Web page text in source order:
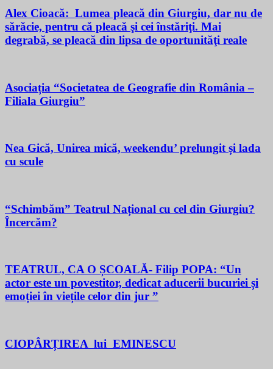
Alex Cioacă: Lumea pleacă din Giurgiu, dar nu de
sărăcie, pentru că pleacă şi cei înstăriţi. Mai
degrabă, se pleacă din lipsa de oportunităţi reale
Asociația “Societatea de Geografie din România –
Filiala Giurgiu”
Nea Gică, Unirea mică, weekendu’ prelungit și lada
cu scule
“Schimbăm” Teatrul Național cu cel din Giurgiu?
Încercăm?
TEATRUL, CA O ȘCOALĂ- Filip POPA: “Un
actor este un povestitor, dedicat aducerii bucuriei și
emoției în viețile celor din jur ”
CIOPÂRȚIREA lui EMINESCU